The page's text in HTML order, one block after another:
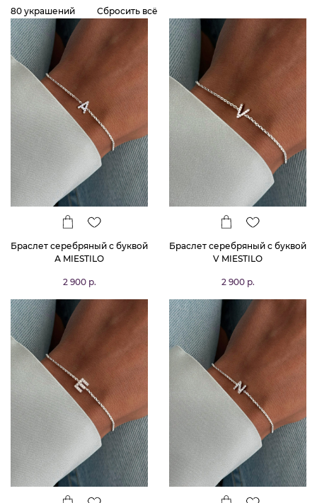
80 украшений Сбросить всё
Браслет серебряный с буквой
А MIESTILO
2 900 р.
Браслет серебряный с буквой
V MIESTILO
2 900 р.